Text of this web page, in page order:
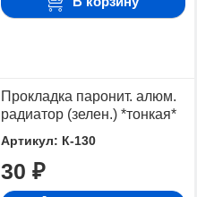
Прокладка паронит. алюм.
радиатор (зелен.) *тонкая*
Артикул: К-130
30 ₽